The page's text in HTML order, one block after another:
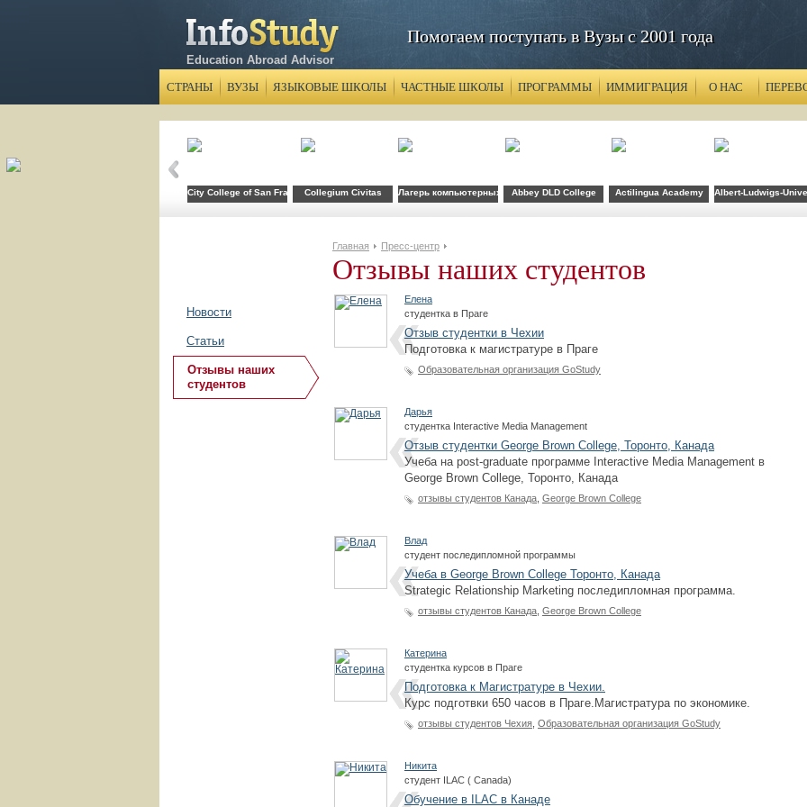
Education Abroad Advisor
Помогаем поступать в Вузы с 2001 года
СТРАНЫ ВУЗЫ ЯЗЫКОВЫЕ ШКОЛЫ ЧАСТНЫЕ ШКОЛЫ ПРОГРАММЫ ИММИГРАЦИЯ О НАС
City College of San FranciscoCollegium Civitas Лагерь компьютерных технологий FLS при CSU Fullerton
Abbey DLD College Actilingua Academy Albert-Ludwigs-
Новости
Статьи
Отзывы наших
студентов
Главная Пресс-центр
Отзывы наших студентов
Елена
студентка в Праге
Отзыв студентки в Чехии
Подготовка к магистратуре в Праге
Образовательная организация GoStudy
Дарья
студентка Interactive Media Management
Отзыв студентки George Brown College, Торонто, Канада
Учеба на post-graduate программе Interactive Media Management в
George Brown College, Торонто, Канада
отзывы студентов Канада George Brown College
Влад
студент последипломной программы
Учеба в George Brown College Торонто, Канада
Strategic Relationship Marketing последипломная программа.
отзывы студентов Канада George Brown College
Катерина
студентка курсов в Праге
Подготовка к Магистратуре в Чехии.
Курс подготвки 650 часов в Праге.Магистратура по экономике.
отзывы студентов Чехия Образовательная организация GoStudy
Никита
студент ILAC ( Canada)
Обучение в ILAC в Канаде